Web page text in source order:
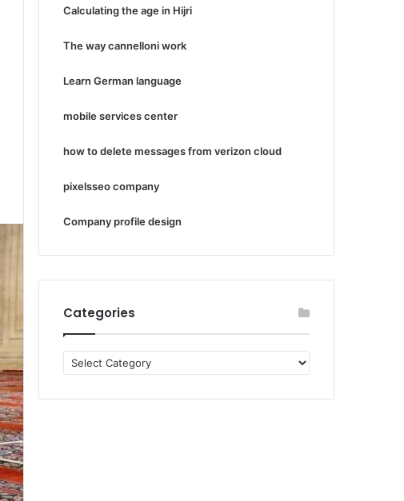
Calculating the age in Hijri
The way cannelloni work
Learn German language
mobile services center
how to delete messages from verizon cloud
pixelsseo company
Company profile design
Categories
Categories